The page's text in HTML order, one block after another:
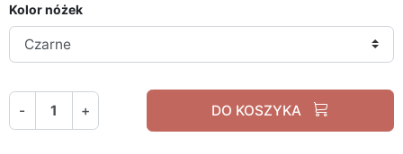
Kolor nóżek
- + DO KOSZYKA